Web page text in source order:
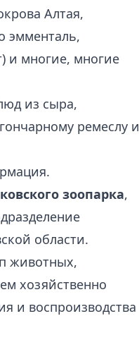
Алтая,
эмменталь,
и многие, многие
из сыра,
ремеслу и
зоопарка,
области.
животных,
хозяйственно
и воспроизводства